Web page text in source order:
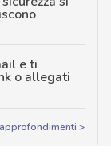
e ti
o allegati
>